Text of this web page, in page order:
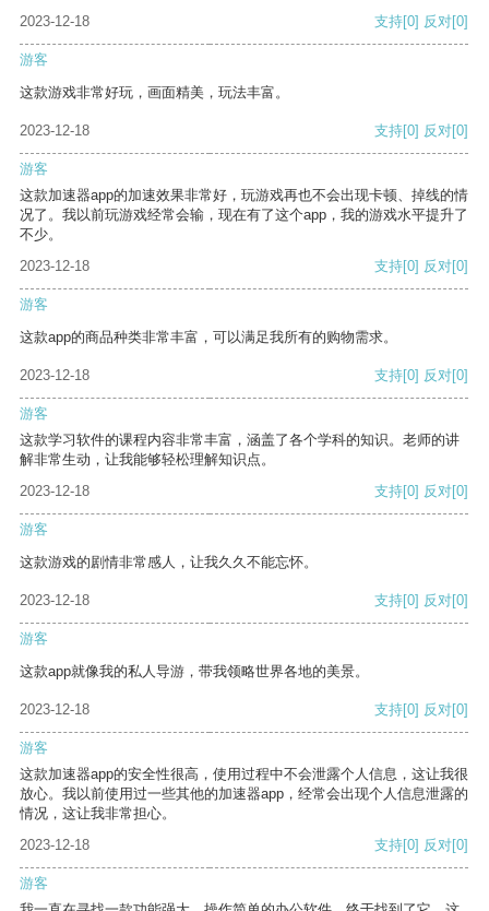
2023-12-18
支持[0] 反对[0]
游客
这款游戏非常好玩，画面精美，玩法丰富。
2023-12-18 支持[0] 反对[0]
游客
这款加速器app的加速效果非常好，玩游戏再也不会出现卡顿、掉线的情
况了。我以前玩游戏经常会输，现在有了这个app，我的游戏水平提升了
不少。
2023-12-18
支持[0] 反对[0]
游客
这款app的商品种类非常丰富，可以满足我所有的购物需求。
2023-12-18 支持[0] 反对[0]
游客
这款学习软件的课程内容非常丰富，涵盖了各个学科的知识。老师的讲
解非常生动，让我能够轻松理解知识点。
2023-12-18
支持[0] 反对[0]
游客
这款游戏的剧情非常感人，让我久久不能忘怀。
2023-12-18 支持[0] 反对[0]
游客
这款app就像我的私人导游，带我领略世界各地的美景。
2023-12-18 支持[0] 反对[0]
游客
这款加速器app的安全性很高，使用过程中不会泄露个人信息，这让我很
放心。我以前使用过一些其他的加速器app，经常会出现个人信息泄露的
情况，这让我非常担心。
2023-12-18
支持[0] 反对[0]
游客